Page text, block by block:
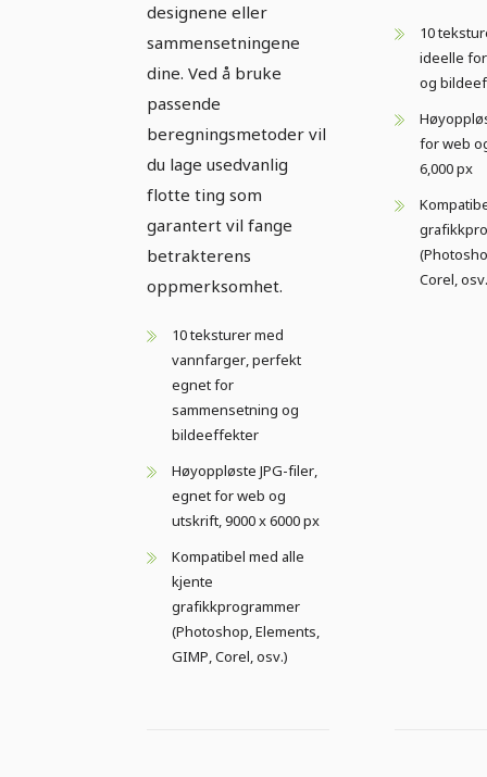
designene eller
sammensetningene
dine. Ved å bruke
passende
beregningsmetoder vil
du lage usedvanlig
flotte ting som
garantert vil fange
betrakterens
oppmerksomhet.
10 teksturer med
vannfarger, perfekt
egnet for
sammensetning og
bildeeffekter
Høyoppløste JPG-filer,
egnet for web og
utskrift, 9000 x 6000 px
Kompatibel med alle
kjente
grafikkprogrammer
(Photoshop, Elements,
GIMP, Corel, osv.)
10
ideelle
og
for web
6,000 px
Corel,